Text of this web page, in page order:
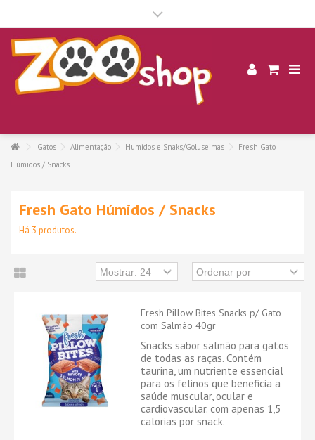
Gatos Alimentação Humidos e Snaks/Goluseimas
Fresh Gato
Húmidos / Snacks
Fresh Gato Húmidos / Snacks
Há 3 produtos.
Fresh Pillow Bites Snacks p/ Gato
com Salmão 40gr
Snacks sabor salmão para gatos
de todas as raças. Contém
taurina, um nutriente essencial
para os felinos que beneficia a
saúde muscular, ocular e
cardiovascular. com apenas 1,5
calorias por snack.